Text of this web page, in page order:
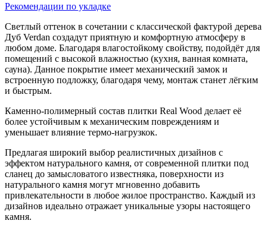
Рекомендации по укладке
Светлый оттенок в сочетании с классической фактурой дерева
Дуб Verdan создадут приятную и комфортную атмосферу в
любом доме. Благодаря влагостойкому свойству, подойдёт для
помещений с высокой влажностью (кухня, ванная комната,
сауна). Данное покрытие имеет механический замок и
встроенную подложку, благодаря чему, монтаж станет лёгким
и быстрым.
Каменно-полимерный состав плитки Real Wood делает её
более устойчивым к механическим повреждениям и
уменьшает влияние термо-нагрузкок.
Предлагая широкий выбор реалистичных дизайнов с
эффектом натурального камня, от современной плитки под
сланец до замысловатого известняка, поверхности из
натурального камня могут мгновенно добавить
привлекательности в любое жилое пространство. Каждый из
дизайнов идеально отражает уникальные узоры настоящего
камня.